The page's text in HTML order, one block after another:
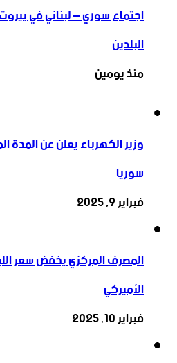
اجتماع سوري – لبناني في
البلدين
منذ يومين
وزير الكهرباء يعلن عن المدة
سوريا
فبراير 9, 2025
المصرف المركزي يخفض سعر
الأميركي
فبراير 10, 2025